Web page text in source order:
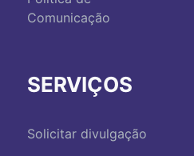
Comunicação
SERVIÇOS
Solicitar divulgação